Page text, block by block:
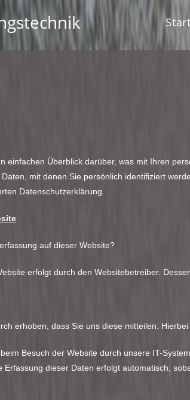
einfachen Überblick darüber, was mit Ihren
mit denen Sie persönlich identifiziert
Datenschutzerklärung.
auf dieser Website?
erfolgt durch den Websitebetreiber.
erhoben, dass Sie uns diese mitteilen.
Besuch der Website durch unsere IT-
dieser Daten erfolgt automatisch,